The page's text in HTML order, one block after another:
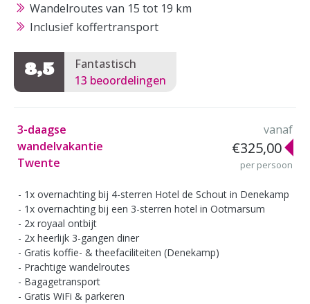
Wandelroutes van 15 tot 19 km
Inclusief koffertransport
8,5
Fantastisch
13 beoordelingen
3-daagse
wandelvakantie
Twente
vanaf
€325,00
per persoon
1x overnachting bij 4-sterren Hotel de Schout in Denekamp
1x overnachting bij een 3-sterren hotel in Ootmarsum
2x royaal ontbijt
2x heerlijk 3-gangen diner
Gratis koffie- & theefaciliteiten (Denekamp)
Prachtige wandelroutes
Bagagetransport
Gratis WiFi & parkeren